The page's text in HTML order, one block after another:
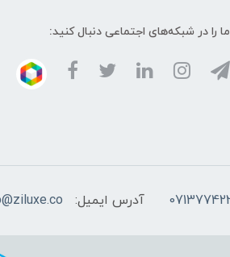
ما را در شبکه‌های اجتماعی دنبال کنید:
آدرس ایمیل: